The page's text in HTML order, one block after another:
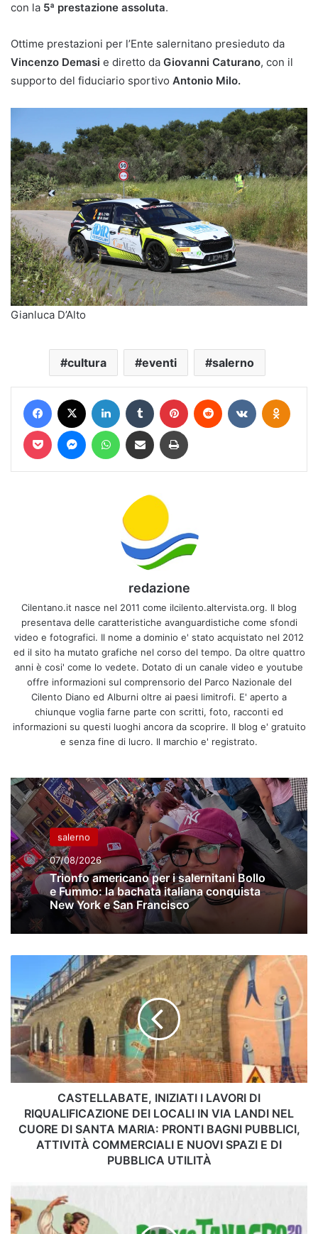
con la 5ª prestazione assoluta.
Ottime prestazioni per l’Ente salernitano presieduto da
Vincenzo Demasi e diretto da Giovanni Caturano, con il
supporto del fiduciario sportivo Antonio Milo.
Gianluca D’Alto
cultura eventi salerno
Facebook LinkedIn Tumblr Pinterest Reddit VKontakte
Pocket MessengerWhatsAppCondividi via mail Stampa
redazione
Cilentano.it nasce nel 2011 come ilcilento.altervista.org. Il blog
presentava delle caratteristiche avanguardistiche come sfondi
video e fotografici. Il nome a dominio e' stato acquistato nel 2012
ed il sito ha mutato grafiche nel corso del tempo. Da oltre quattro
anni è cosi' come lo vedete. Dotato di un canale video e youtube
offre informazioni sul comprensorio del Parco Nazionale del
Cilento Diano ed Alburni oltre ai paesi limitrofi. E' aperto a
chiunque voglia farne parte con scritti, foto, racconti ed
informazioni su questi luoghi ancora da scoprire. Il blog e' gratuito
e senza fine di lucro. Il marchio e' registrato.
salerno
07/08/2026
Trionfo americano per i salernitani Bollo
e Fummo: la bachata italiana conquista
New York e San Francisco
CASTELLABATE,
LAVORI
DI
RIQUALIFICAZIONE
DEI
LOCALI
IN
LANDI
NEL
CUORE
MARIA:
PRONTI
BAGNI
PUBBLICI,
CASTELLABATE, INIZIATI I LAVORI DI
RIQUALIFICAZIONE DEI LOCALI IN VIA LANDI NEL
CUORE DI SANTA MARIA: PRONTI BAGNI PUBBLICI,
ATTIVITÀ COMMERCIALI E NUOVI SPAZI E DI
PUBBLICA UTILITÀ
si
prepara